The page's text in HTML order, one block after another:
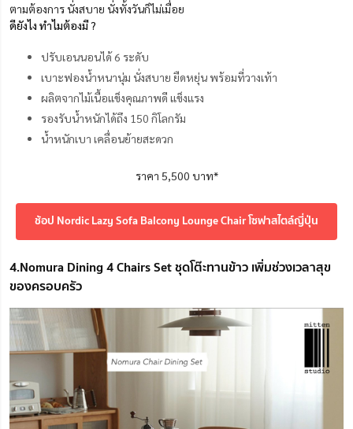
ตามต้องการ นั่งสบาย นั่งทั้งวันก็ไม่เมื่อย
ดียังไง ทำไมต้องมี ?
ปรับเอนนอนได้ 6 ระดับ
เบาะฟองน้ำหนานุ่ม นั่งสบาย ยืดหยุ่น พร้อมที่วางเท้า
ผลิตจากไม้เนื้อแข็งคุณภาพดี แข็งแรง
รองรับน้ำหนักได้ถึง 150 กิโลกรัม
น้ำหนักเบา เคลื่อนย้ายสะดวก
ราคา 5,500 บาท*
ช้อป Nordic Lazy Sofa Balcony Lounge Chair โซฟาสไตล์ญี่ปุ่น
4.Nomura Dining 4 Chairs Set ชุดโต๊ะทานข้าว เพิ่มช่วงเวลาสุข
ของครอบครัว